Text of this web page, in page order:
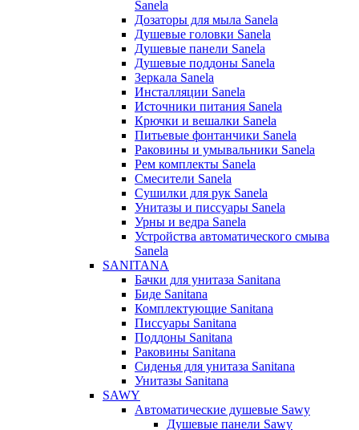
Sanela
Дозаторы для мыла Sanela
Душевые головки Sanela
Душевые панели Sanela
Душевые поддоны Sanela
Зеркала Sanela
Инсталляции Sanela
Источники питания Sanela
Крючки и вешалки Sanela
Питьевые фонтанчики Sanela
Раковины и умывальники Sanela
Рем комплекты Sanela
Смесители Sanela
Сушилки для рук Sanela
Унитазы и писсуары Sanela
Урны и ведра Sanela
Устройства автоматического смыва
Sanela
SANITANA
Бачки для унитаза Sanitana
Биде Sanitana
Комплектующие Sanitana
Писсуары Sanitana
Поддоны Sanitana
Раковины Sanitana
Сиденья для унитаза Sanitana
Унитазы Sanitana
SAWY
Автоматические душевые Sawy
Душевые панели Sawy